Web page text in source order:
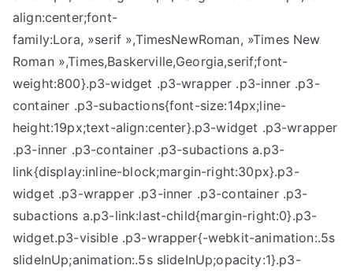
align:center;font-
family:Lora, »serif »,TimesNewRoman, »Times New
Roman »,Times,Baskerville,Georgia,serif;font-
weight:800}.p3-widget .p3-wrapper .p3-inner .p3-
container .p3-subactions{font-size:14px;line-
height:19px;text-align:center}.p3-widget .p3-wrapper
.p3-inner .p3-container .p3-subactions a.p3-
link{display:inline-block;margin-right:30px}.p3-
widget .p3-wrapper .p3-inner .p3-container .p3-
subactions a.p3-link:last-child{margin-right:0}.p3-
widget.p3-visible .p3-wrapper{-webkit-animation:.5s
slideInUp;animation:.5s slideInUp;opacity:1}.p3-